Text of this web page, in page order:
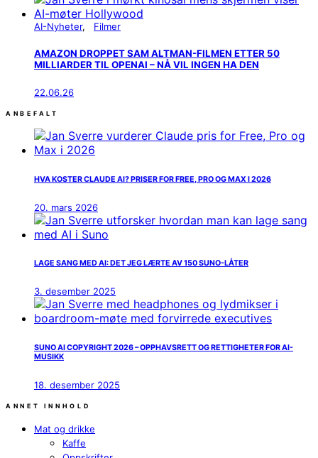
AI-Nyheter Filmer
AMAZON DROPPET SAM ALTMAN-FILMEN ETTER 50
MILLIARDER TIL OPENAI – NÅ VIL INGEN HA DEN
22.06.26
ANBEFALT
HVA KOSTER CLAUDE AI? PRISER FOR FREE, PRO OG MAX I 2026
20. mars 2026
LAGE SANG MED AI: DET JEG LÆRTE AV 150 SUNO-LÅTER
3. desember 2025
SUNO AI COPYRIGHT 2026 – OPPHAVSRETT OG RETTIGHETER FOR AI-
MUSIKK
18. desember 2025
ANNET INNHOLD
Mat og drikke
Kaffe